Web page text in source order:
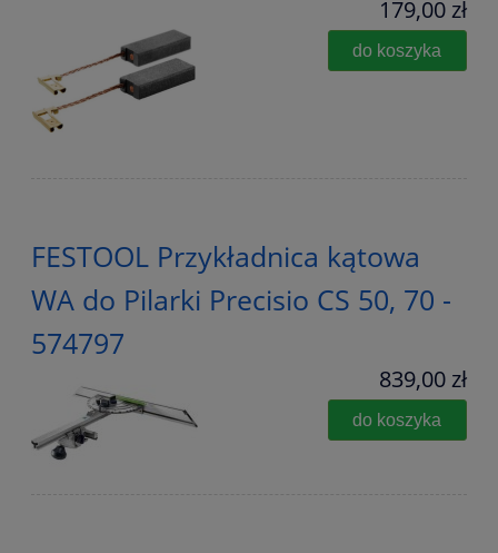
179,00 zł
do koszyka
FESTOOL Przykładnica kątowa
WA do Pilarki Precisio CS 50, 70 -
574797
839,00 zł
do koszyka